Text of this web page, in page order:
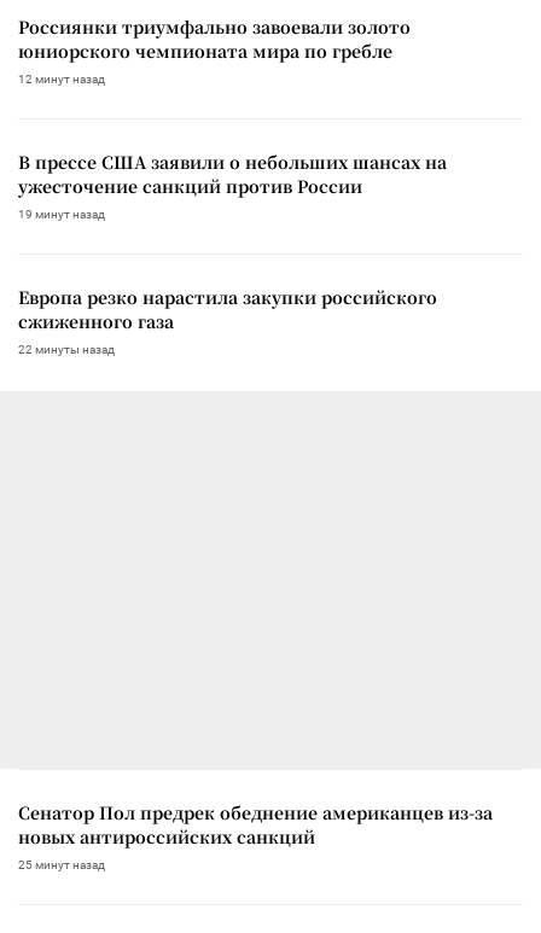
Россиянки триумфально завоевали золото
юниорского чемпионата мира по гребле
12 минут назад
В прессе США заявили о небольших шансах на
ужесточение санкций против России
19 минут назад
Европа резко нарастила закупки российского
сжиженного газа
22 минуты назад
Сенатор Пол предрек обеднение американцев из-за
новых антироссийских санкций
25 минут назад